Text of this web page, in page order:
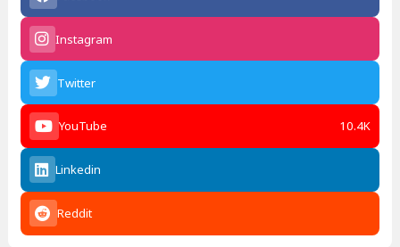
Instagram
Twitter
YouTube 10.4K
Linkedin
Reddit